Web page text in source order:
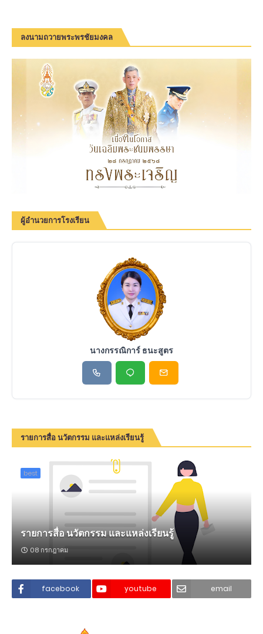
ลงนามถวายพระพรชัยมงคล
ผู้อำนวยการโรงเรียน
นางกรรณิการ์ ธนะสูตร
รายการสื่อ นวัตกรรม และแหล่งเรียนรู้
best
รายการสื่อ นวัตกรรม และแหล่งเรียนรู้
08 กรกฎาคม
facebook youtube email